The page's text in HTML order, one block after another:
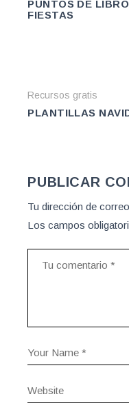
PUNTOS DE
FIESTAS
Recursos gratis
PLANTILLAS
PUBLICAR
Tu dirección de
Los campos